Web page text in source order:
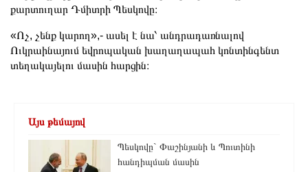
քարտուղար Դմիտրի Պեսկովը։
«Ոչ, չենք կարող»,- ասել է նա՝ անդրադառնալով
Ուկրաինայում եվրոպական խաղաղապահ կոնտինգենտ
տեղակայելու մասին հարցին։
Այս թեմայով
Պեսկովը` Փաշինյանի և Պուտինի
հանդիպման մասին